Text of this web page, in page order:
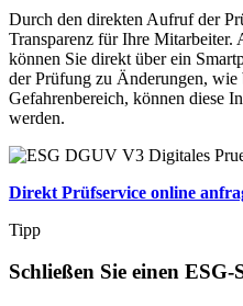
Durch den direkten Aufruf der
Transparenz für Ihre
können Sie direkt über ein
der Prüfung zu Änderungen, wie
Gefahrenbereich, können diese
werden.
Direkt Prüfservice online
Tipp
Schließen Sie einen